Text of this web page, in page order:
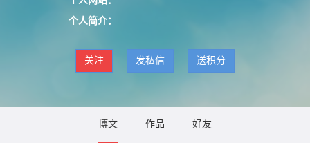
个人简介：
关注 发私信 送积分
博文 作品 好友